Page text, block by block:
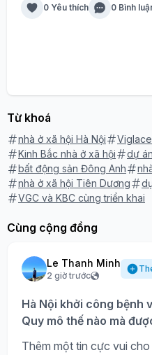
0 Yêu thích 0 Bình
Từ khoá
nhà ở xã hội Hà Nội
Kinh Bắc nhà ở xã hội
dự
bất động sản Đông Anh
nhà ở xã hội Tiên Dương
VGC và KBC cùng triển khai
Cùng cộng đồng
Le Thanh Minh
2 giờ trước
Hà Nội khởi công bệnh
Quy mô thế nào mà
Thêm một tin cực vui